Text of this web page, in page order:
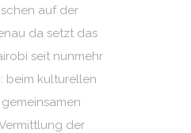
auf der
da setzt das
seit nunmehr
beim kulturellen
der